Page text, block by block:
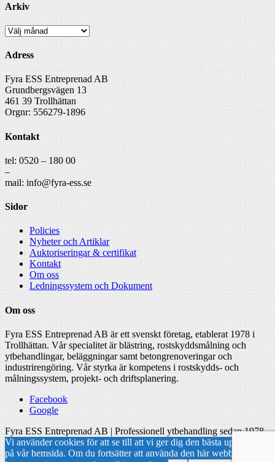
Arkiv
Arkiv
Adress
Fyra ESS Entreprenad AB
Grundbergsvägen 13
461 39 Trollhättan
Orgnr: 556279-1896
Kontakt
tel: 0520 – 180 00
–
mail: info@fyra-ess.se
Sidor
Policies
Nyheter och Artiklar
Auktoriseringar & certifikat
Kontakt
Om oss
Ledningssystem och Dokument
Om oss
Fyra ESS Entreprenad AB är ett svenskt företag, etablerat 1978 i
Trollhättan. Vår specialitet är blästring, rostskyddsmålning och
ytbehandlingar, beläggningar samt betongrenoveringar och
industrirengöring. Vår styrka är kompetens i rostskydds- och
målningssystem, projekt- och driftsplanering.
Facebook
Google
Fyra ESS Entreprenad AB | Professionell ytbehandling sedan 1978
Vi använder cookies för att se till att vi ger dig den bästa upplevelsen
på vår hemsida. Om du fortsätter att använda den här webbplatsen